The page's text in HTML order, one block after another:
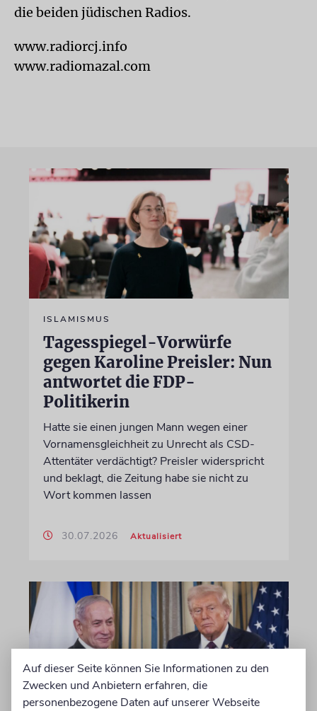
die beiden jüdischen Radios.
www.radiorcj.info
www.radiomazal.com
ISLAMISMUS
Tagesspiegel-Vorwürfe
gegen Karoline Preisler: Nun
antwortet die FDP-
Politikerin
Hatte sie einen jungen Mann wegen einer
Vornamensgleichheit zu Unrecht als CSD-
Attentäter verdächtigt? Preisler widerspricht
und beklagt, die Zeitung habe sie nicht zu
Wort kommen lassen
30.07.2026 Aktualisiert
Auf dieser Seite können Sie Informationen zu den
Zwecken und Anbietern erfahren, die
personenbezogene Daten auf unserer Webseite